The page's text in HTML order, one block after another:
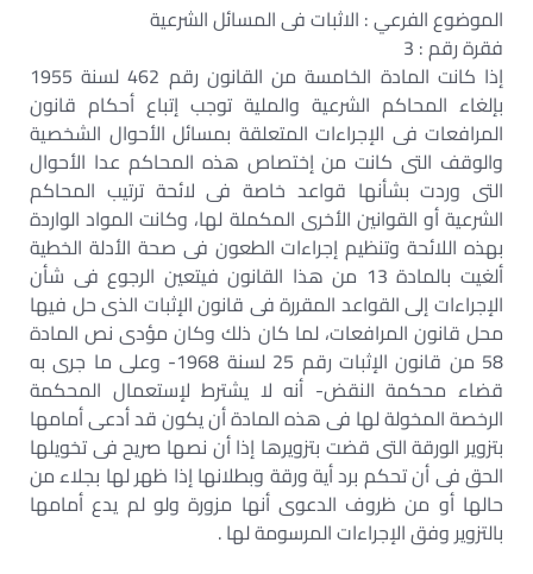
الموضوع الفرعي : الاثبات فى المسائل الشرعية
فقرة رقم : 3
إذا كانت المادة الخامسة من القانون رقم 462 لسنة 1955
بإلغاء المحاكم الشرعية والملية توجب إتباع أحكام قانون
المرافعات فى الإجراءات المتعلقة بمسائل الأحوال الشخصية
والوقف التى كانت من إختصاص هذه المحاكم عدا الأحوال
التى وردت بشأنها قواعد خاصة فى لائحة ترتيب المحاكم
الشرعية أو القوانين الأخرى المكملة لها، وكانت المواد الواردة
بهذه اللائحة وتنظيم إجراءات الطعون فى صحة الأدلة الخطية
ألغيت بالمادة 13 من هذا القانون فيتعين الرجوع فى شأن
الإجراءات إلى القواعد المقررة فى قانون الإثبات الذى حل فيها
محل قانون المرافعات، لما كان ذلك وكان مؤدى نص المادة
58 من قانون الإثبات رقم 25 لسنة 1968- وعلى ما جرى به
قضاء محكمة النقض- أنه لا يشترط لإستعمال المحكمة
الرخصة المخولة لها فى هذه المادة أن يكون قد أدعى أمامها
بتزوير الورقة التى قضت بتزويرها إذا أن نصها صريح فى تخويلها
الحق فى أن تحكم برد أية ورقة وبطلانها إذا ظهر لها بجلاء من
حالها أو من ظروف الدعوى أنها مزورة ولو لم يدع أمامها
بالتزوير وفق الإجراءات المرسومة لها .